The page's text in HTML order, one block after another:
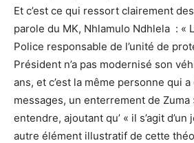
Et c’est ce qui ressort clairement
parole du MK, Nhlamulo Ndhlela : «
Police responsable de l’unité de
Président n’a pas modernisé son
ans, et c’est la même personne qui
messages, un enterrement de
entendre, ajoutant qu’ « il s’agit
autre élément illustratif de cette